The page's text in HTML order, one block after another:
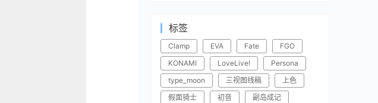
标签
Clamp EVA Fate
FGO
KONAMI
LoveLive!
Persona
type_moon
三视图线稿
上色
假面骑士
初音
副岛成记